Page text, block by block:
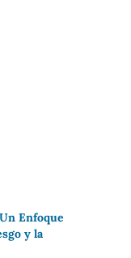
Enfoque
y la